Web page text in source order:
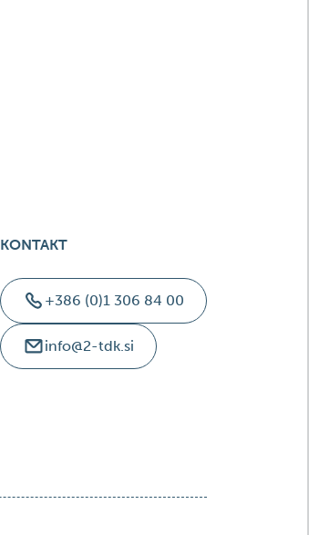
KONTAKT
+386 (0)1 306 84 00
info@2-tdk.si